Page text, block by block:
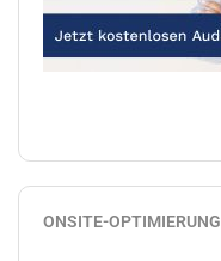
ONSITE-OPTIMIERUNG